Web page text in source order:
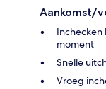
Aankomst/
Inchecken
moment
Snelle
Vroeg